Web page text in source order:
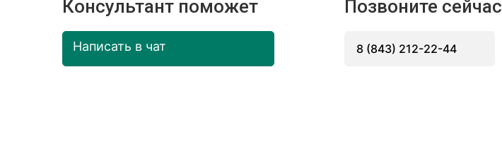
Консультант поможет
Написать в чат
Позвоните сейчас
8 (843) 212-22-44